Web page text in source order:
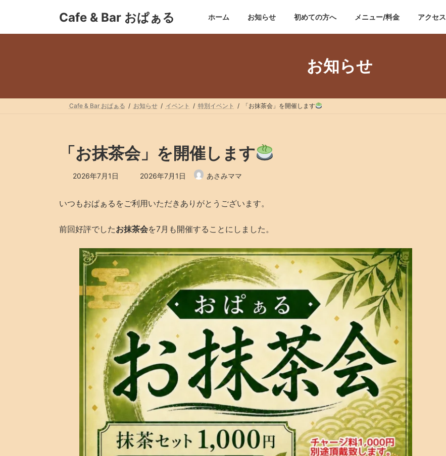
Cafe & Bar おぱぁる ホーム お知らせ 初めての方へ メニュー/料金 アクセス
お知らせ
Cafe & Bar おぱぁる お知らせ イベント 特別イベント 「お抹茶会」を開催します
「お抹茶会」を開催します
2026年7月1日
最
新
:
2026年7月1日 あさみママ
いつもおぱぁるをご利用いただきありがとうございます。
前回好評でしたお抹茶会を7月も開催することにしました。